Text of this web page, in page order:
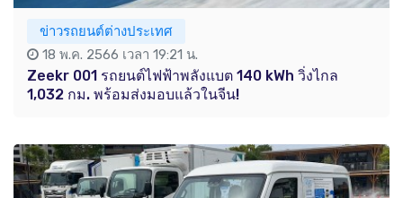
ข่าวรถยนต์ต่างประเทศ
18 พ.ค. 2566 เวลา 19:21 น.
Zeekr 001 รถยนต์ไฟฟ้าพลังแบต 140 kWh วิ่งไกล
1,032 กม. พร้อมส่งมอบแล้วในจีน!